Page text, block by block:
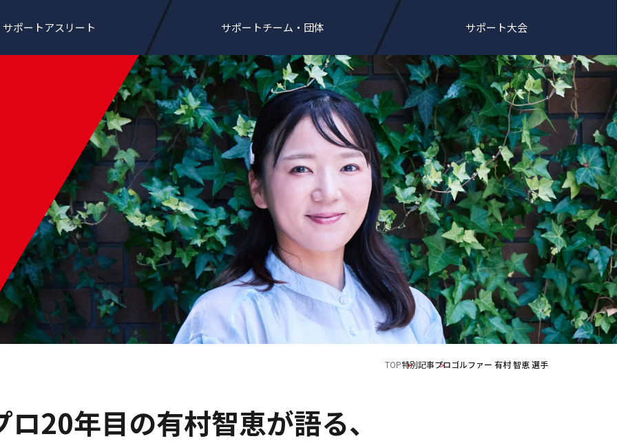
サポートアスリート サポートチーム・団体 サポート大会
TOP特別記事プロゴルファー 有村 智恵 選手
ロ20年目の有村智恵が語る、